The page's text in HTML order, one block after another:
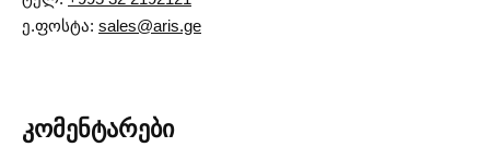
ე.ფოსტა: sales@aris.ge
კომენტარები